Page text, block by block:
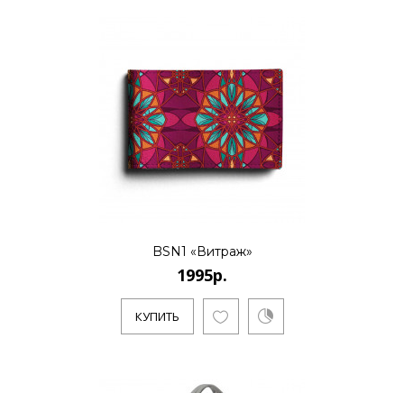
BSN1 «Витраж»
1995р.
КУПИТЬ